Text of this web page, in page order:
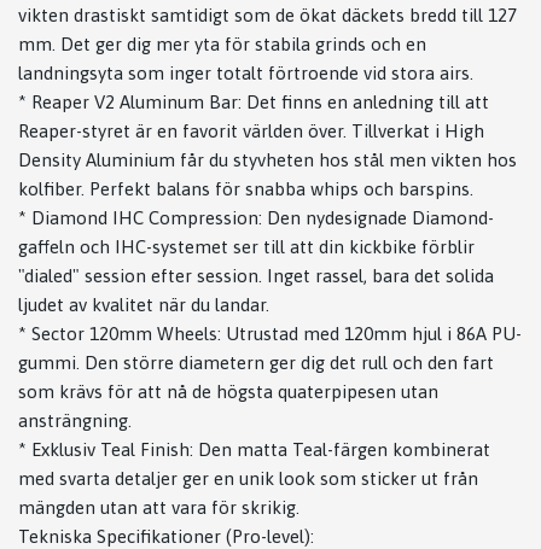
vikten drastiskt samtidigt som de ökat däckets bredd till 127
mm. Det ger dig mer yta för stabila grinds och en
landningsyta som inger totalt förtroende vid stora airs.
* Reaper V2 Aluminum Bar: Det finns en anledning till att
Reaper-styret är en favorit världen över. Tillverkat i High
Density Aluminium får du styvheten hos stål men vikten hos
kolfiber. Perfekt balans för snabba whips och barspins.
* Diamond IHC Compression: Den nydesignade Diamond-
gaffeln och IHC-systemet ser till att din kickbike förblir
"dialed" session efter session. Inget rassel, bara det solida
ljudet av kvalitet när du landar.
* Sector 120mm Wheels: Utrustad med 120mm hjul i 86A PU-
gummi. Den större diametern ger dig det rull och den fart
som krävs för att nå de högsta quaterpipesen utan
ansträngning.
* Exklusiv Teal Finish: Den matta Teal-färgen kombinerat
med svarta detaljer ger en unik look som sticker ut från
mängden utan att vara för skrikig.
Tekniska Specifikationer (Pro-level):